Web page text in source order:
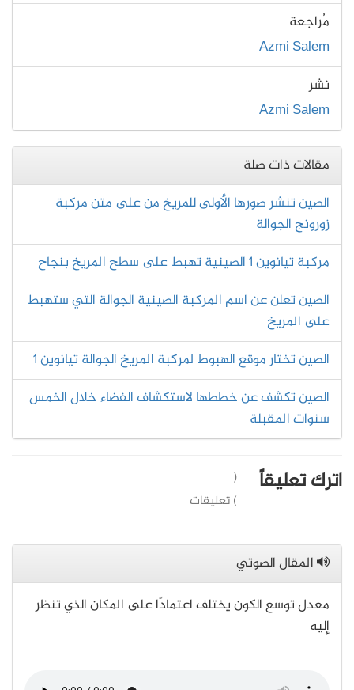
مُراجعة
Azmi Salem
نشر
Azmi Salem
مقالات ذات صلة
الصين تنشر صورها الأولى للمريخ من على متن مركبة
زورونج الجوالة
مركبة تيانوين 1 الصينية تهبط على سطح المريخ بنجاح
الصين تعلن عن اسم المركبة الصينية الجوالة التي ستهبط
على المريخ
الصين تختار موقع الهبوط لمركبة المريخ الجوالة تيانوين 1
الصين تكشف عن خططها لاستكشاف الفضاء خلال الخمس
سنوات المقبلة
اترك تعليقاً
(
) تعليقات
المقال الصوتي
معدل توسع الكون يختلف اعتمادًا على المكان الذي تنظر
إليه